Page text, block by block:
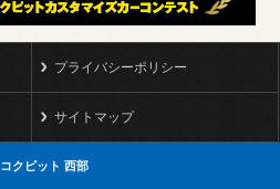
プライバシーポリシー
サイトマップ
コクピット 西部